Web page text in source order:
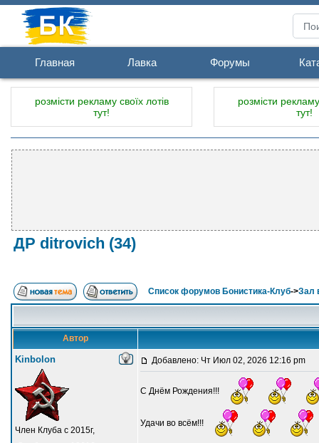
Главная Лавка Форумы
розмісти рекламу своїх лотів
тут!
розмісти
тут!
ДР ditrovich (34)
Список форумов Бонистика-Клуб->Зал
Автор
Kinbolon
Член Клуба с 2015г,
Добавлено: Чт Июл 02, 2026 12:16 pm
С Днём Рождения!!!
Удачи во всём!!!